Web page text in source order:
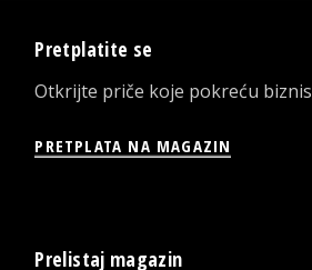
Pretplatite se
Otkrijte priče koje pokreću biznis
PRETPLATA NA MAGAZIN
Prelistaj magazin